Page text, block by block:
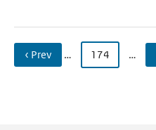
‹ Prev … 174 …